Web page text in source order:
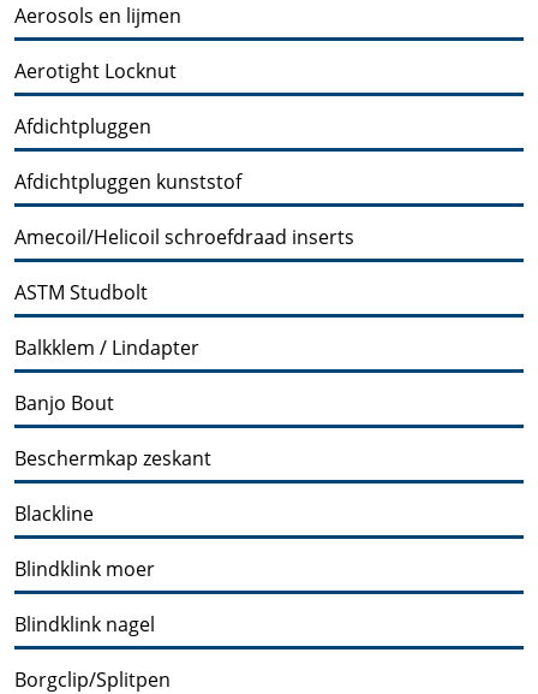
Aerosols en lijmen
Aerotight Locknut
Afdichtpluggen
Afdichtpluggen kunststof
Amecoil/Helicoil schroefdraad inserts
ASTM Studbolt
Balkklem / Lindapter
Banjo Bout
Beschermkap zeskant
Blackline
Blindklink moer
Blindklink nagel
Borgclip/Splitpen